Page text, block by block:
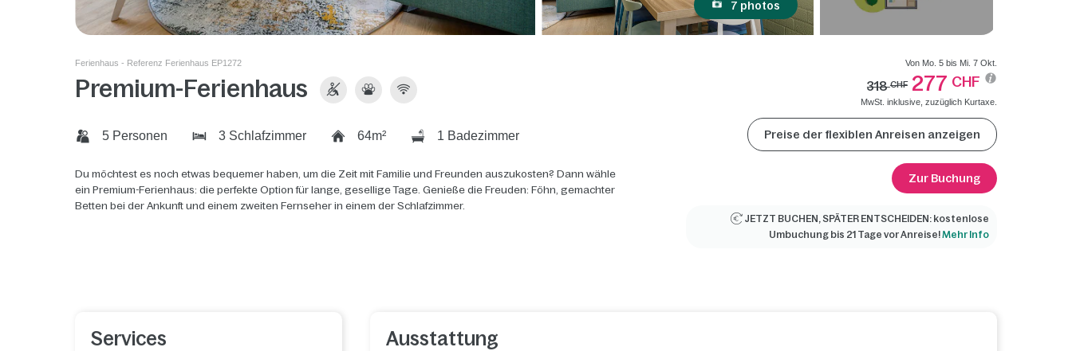
7 photos
Ferienhaus - Referenz Ferienhaus EP1272
Premium-Ferienhaus
5 Personen 3 Schlafzimmer 64m² 1 Badezimmer
Du möchtest es noch etwas bequemer haben, um die Zeit mit Familie und Freunden auszukosten? Dann wähle
ein Premium-Ferienhaus: die perfekte Option für lange, gesellige Tage. Genieße die Freuden: Föhn, gemachter
Betten bei der Ankunft und einem zweiten Fernseher in einem der Schlafzimmer.
Von Mo. 5 bis Mi. 7 Okt.
318CHF 277 CHF
MwSt. inklusive, zuzüglich Kurtaxe.
Preise der flexiblen Anreisen anzeigen
Zur Buchung
JETZT BUCHEN, SPÄTER ENTSCHEIDEN: kostenlose
Umbuchung bis 21 Tage vor Anreise!Mehr Info
Services Ausstattung